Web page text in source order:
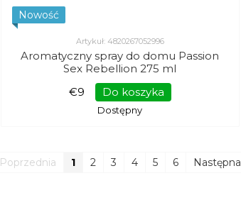
Nowość
Artykuł: 4820267052996
Aromatyczny spray do domu Passion
Sex Rebellion 275 ml
€9
Do koszyka
Dostępny
Poprzednia 1 2 3 4 5 6 Następna